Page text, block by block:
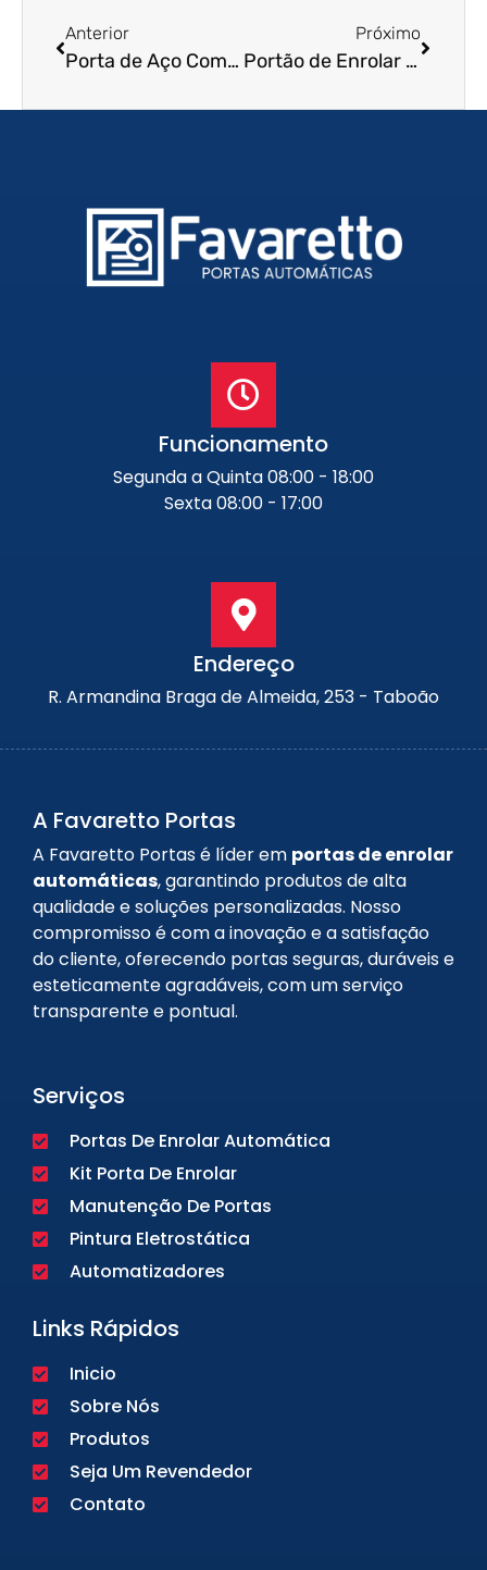
Anterior
Porta de Aço Comercial em Porto Alegre – RS
Próximo
Portão de Enrolar Automático em Brasília – DF
Funcionamento
Segunda a Quinta 08:00 - 18:00
Sexta 08:00 - 17:00
Endereço
R. Armandina Braga de Almeida, 253 - Taboão
A Favaretto Portas
A Favaretto Portas é líder em portas de enrolar
automáticas, garantindo produtos de alta
qualidade e soluções personalizadas. Nosso
compromisso é com a inovação e a satisfação
do cliente, oferecendo portas seguras, duráveis e
esteticamente agradáveis, com um serviço
transparente e pontual.
Serviços
Portas De Enrolar Automática
Kit Porta De Enrolar
Manutenção De Portas
Pintura Eletrostática
Automatizadores
Links Rápidos
Inicio
Sobre Nós
Produtos
Seja Um Revendedor
Contato